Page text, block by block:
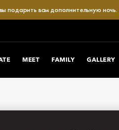
подарить вам дополнительную ночь.
MEET FAMILY GALLERY